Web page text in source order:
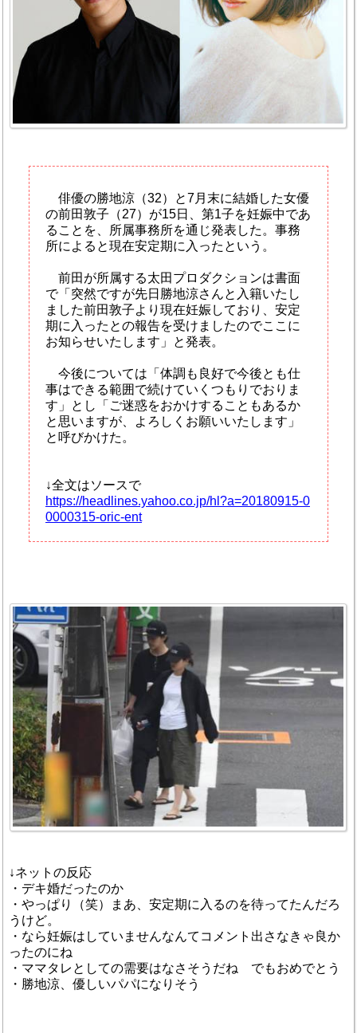
俳優の勝地涼（32）と7月末に結婚した女優
の前田敦子（27）が15日、第1子を妊娠中であ
ることを、所属事務所を通じ発表した。事務
所によると現在安定期に入ったという。
前田が所属する太田プロダクションは書面
で「突然ですが先日勝地涼さんと入籍いたし
ました前田敦子より現在妊娠しており、安定
期に入ったとの報告を受けましたのでここに
お知らせいたします」と発表。
今後については「体調も良好で今後とも仕
事はできる範囲で続けていくつもりでおりま
す」とし「ご迷惑をおかけすることもあるか
と思いますが、よろしくお願いいたします」
と呼びかけた。
↓全文はソースで
https://headlines.yahoo.co.jp/hl?a=20180915-0
0000315-oric-ent
↓ネットの反応
・デキ婚だったのか
・やっぱり（笑）まあ、安定期に入るのを待ってたんだろ
うけど。
・なら妊娠はしていませんなんてコメント出さなきゃ良か
ったのにね
・ママタレとしての需要はなさそうだね でもおめでとう
・勝地涼、優しいパパになりそう